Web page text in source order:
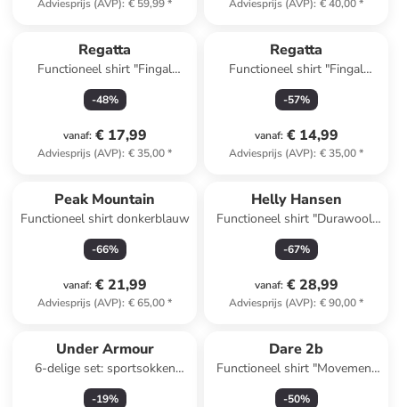
Adviesprijs (AVP): € 59,99* Adviesprijs (AVP): € 40,00*
Regatta
Functioneel shirt "Fingal
Stretch" roestrood
-48%
vanaf: € 17,99
Adviesprijs (AVP): € 35,00*
Regatta
Functioneel shirt "Fingal
Stretch" mintgroen
-57%
vanaf: € 14,99
Adviesprijs (AVP): € 35,00*
Peak Mountain
Functioneel shirt donkerblauw
-66%
vanaf: € 21,99
Adviesprijs (AVP): € 65,00*
Helly Hansen
Functioneel shirt "Durawool"
lichtbruin
-67%
vanaf: € 28,99
Adviesprijs (AVP): € 90,00*
Under Armour
6-delige set: sportsokken
"Essential" wit/zwart/grijs
-19%
Dare 2b
Functioneel shirt "Movement
III" kaki
-50%